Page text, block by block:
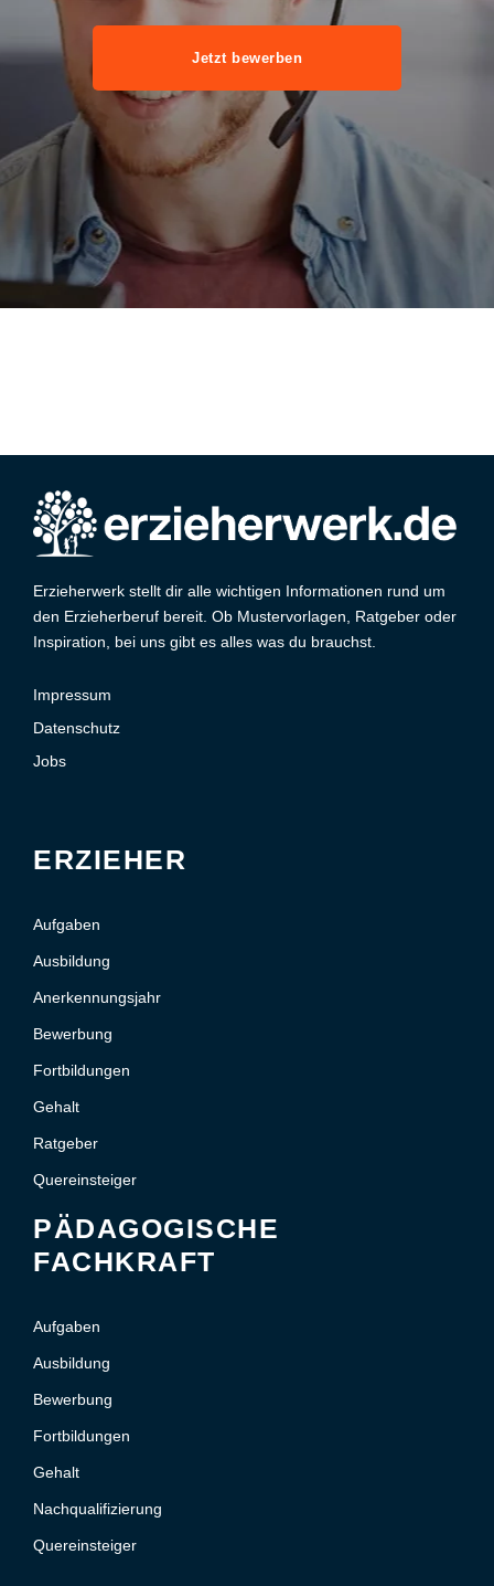
Jetzt bewerben
Erzieherwerk stellt dir alle wichtigen Informationen rund um
den Erzieherberuf bereit. Ob Mustervorlagen, Ratgeber oder
Inspiration, bei uns gibt es alles was du brauchst.
Impressum
Datenschutz
Jobs
ERZIEHER
Aufgaben
Ausbildung
Anerkennungsjahr
Bewerbung
Fortbildungen
Gehalt
Ratgeber
Quereinsteiger
PÄDAGOGISCHE
FACHKRAFT
Aufgaben
Ausbildung
Bewerbung
Fortbildungen
Gehalt
Nachqualifizierung
Quereinsteiger